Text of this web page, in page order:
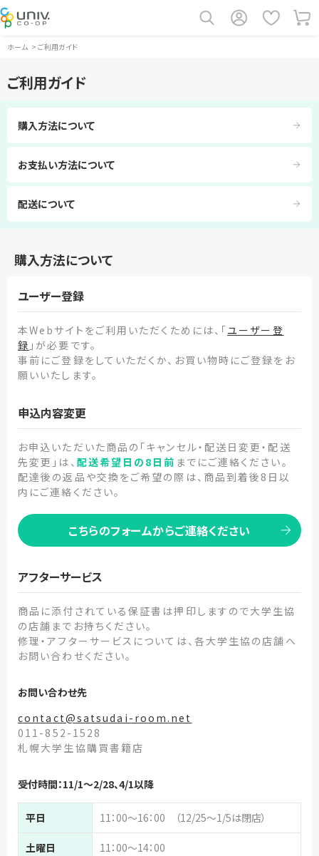
ホーム > ご利用ガイド
ご利用ガイド
購入方法について
お支払い方法について
配送について
購入方法について
ユーザー登録
本Webサイトをご利用いただくためには、「ユーザー登
録 」が必要です。
事前にご登録をしていただくか、お買い物時にご登録をお
願いいたします。
申込内容変更
お申込いただいた商品の「キャンセル・配送日変更・配送
先変更」は、 配送希望日の8日前 までにご連絡ください。
配達後の返品や交換をご希望の際は、商品到着後8日以
内にご連絡ください。
こちらのフォームからご連絡ください
アフターサービス
商品に添付されている保証書は押印しますので大学生協
の店舗までお持ちください。
修理・アフターサービスについては、各大学生協の店舗へ
お問い合わせください。
お問い合わせ先
contact@satsudai-room.net
011-852-1528
札幌大学生協購買書籍店
受付時間：11/1～2/28、4/1以降
平日 11：00～16：00 （12/25～1/5は閉店）
土曜日 11：00～14：00